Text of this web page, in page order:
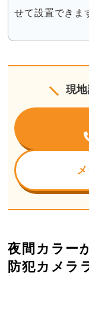
せて設置できま
現
夜間カラー
防犯カメラ